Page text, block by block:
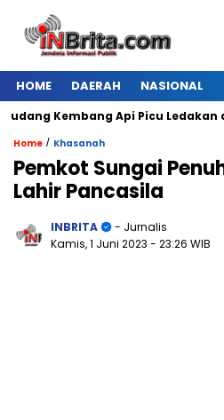
HOME DAERAH NASIONAL
Kembang Api Picu Ledakan di
Home / Khasanah
Pemkot Sungai
Lahir Pancasila
INBRITA
- Jurnalis
Kamis, 1 Juni 2023 - 23:26 WIB